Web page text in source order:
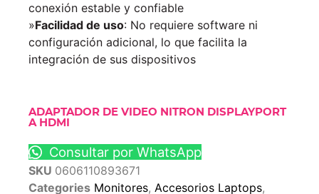
conexión estable y confiable
»Facilidad de uso: No requiere software ni
configuración adicional, lo que facilita la
integración de sus dispositivos
ADAPTADOR DE VIDEO NITRON DISPLAYPORT
A HDMI
Consultar por WhatsApp
SKU 0606110893671
Categories Monitores, Accesorios Laptops,